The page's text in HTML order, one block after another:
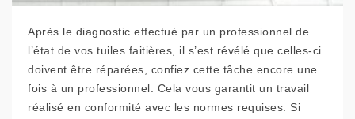
Après le diagnostic effectué par un professionnel de
l’état de vos tuiles faitières, il s’est révélé que celles-ci
doivent être réparées, confiez cette tâche encore une
fois à un professionnel. Cela vous garantit un travail
réalisé en conformité avec les normes requises. Si